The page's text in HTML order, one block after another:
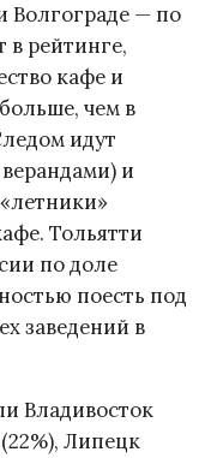
Волгограде — по
в рейтинге,
кафе и
чем в
идут
и
Тольятти
по доле
поесть под
заведений в
Владивосток
Липецк